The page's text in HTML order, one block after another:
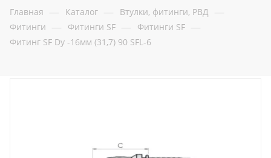
Главная — Каталог — Втулки, фитинги, РВД —
Фитинги — Фитинги SF — Фитинги SF —
Фитинг SF Dу -16мм (31,7) 90 SFL-6